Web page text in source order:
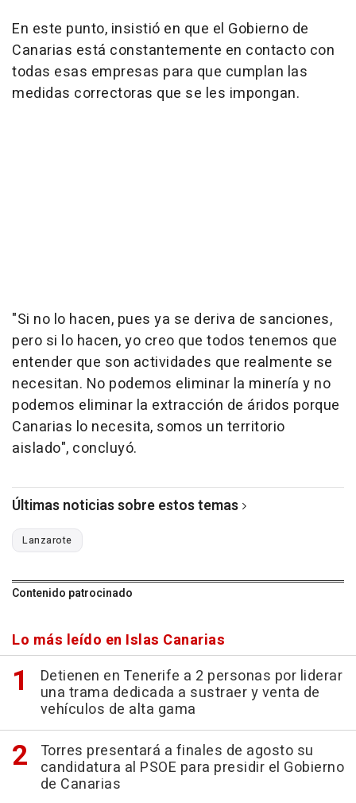
En este punto, insistió en que el Gobierno de
Canarias está constantemente en contacto con
todas esas empresas para que cumplan las
medidas correctoras que se les impongan.
"Si no lo hacen, pues ya se deriva de sanciones,
pero si lo hacen, yo creo que todos tenemos que
entender que son actividades que realmente se
necesitan. No podemos eliminar la minería y no
podemos eliminar la extracción de áridos porque
Canarias lo necesita, somos un territorio
aislado", concluyó.
Últimas noticias sobre estos temas
Lanzarote
Contenido patrocinado
Lo más leído en Islas Canarias
Detienen en Tenerife a 2 personas por liderar
una trama dedicada a sustraer y venta de
vehículos de alta gama
Torres presentará a finales de agosto su
candidatura al PSOE para presidir el Gobierno
de Canarias